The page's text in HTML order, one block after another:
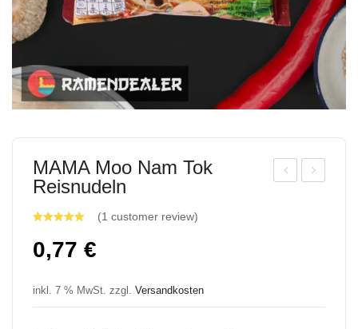
Ra
f
MAMA Moo Nam Tok
Reisnudeln
(1 customer review)
0,77 €
inkl. 7 % MwSt. zzgl. Versandkosten